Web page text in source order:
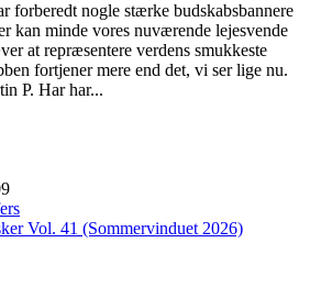
forberedt nogle stærke budskabsbannere
kan minde vores nuværende lejesvende
at repræsentere verdens smukkeste
fortjener mere end det, vi ser lige nu.
P. Har har...
Vol. 41 (Sommervinduet 2026)